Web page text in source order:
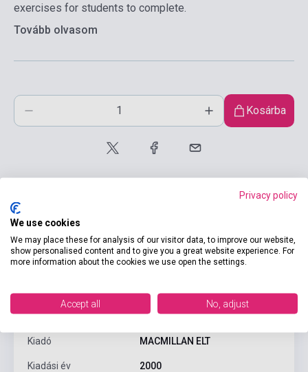
exercises for students to complete.
Tovább olvasom
Kosárba
Termékjellemzők
ISBN 9780333928349
Szerző Prowse, Philip
Kiadó MACMILLAN ELT
Kiadási év 2000
Privacy policy
We use cookies
We may place these for analysis of our visitor data, to improve our website,
show personalised content and to give you a great website experience. For
more information about the cookies we use open the settings.
Accept all No, adjust